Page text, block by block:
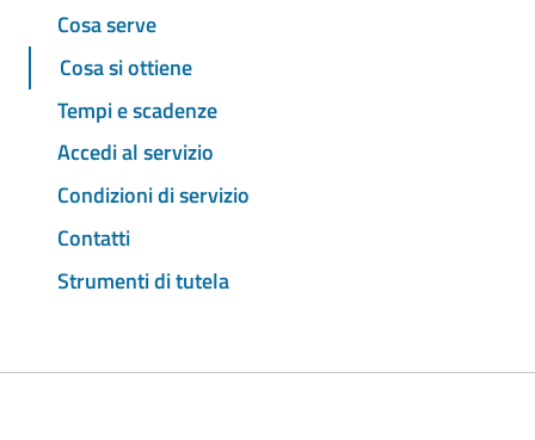
Cosa serve
Cosa si ottiene
Tempi e scadenze
Accedi al servizio
Condizioni di servizio
Contatti
Strumenti di tutela